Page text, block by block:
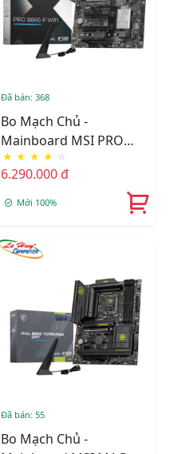
Đã bán: 368
Bo Mạch Chủ -
Mainboard MSI PRO
B860-P WIFI DDR5
★ ★ ★ ★ ☆
6.290.000 đ
Mới 100%
Đã bán: 55
Bo Mạch Chủ -